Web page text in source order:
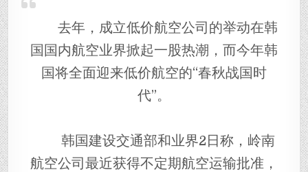
去年，成立低价航空公司的举动在韩
国国内航空业界掀起一股热潮，而今年韩
国将全面迎来低价航空的“春秋战国时
代”。
韩国建设交通部和业界2日称，岭南
航空公司最近获得不定期航空运输批准，